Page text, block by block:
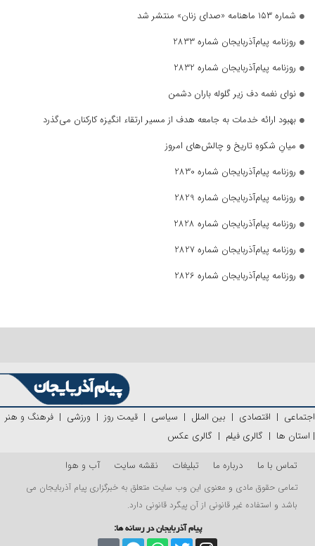
شماره ۱۵۳ ماهنامه «صدای زنان» منتشر شد
روزنامه پیام‌آذربایجان شماره 2833
روزنامه پیام‌آذربایجان شماره 2832
نوای نغمه دف زیر گلوله باران دشمن
بهبود ارائه خدمات به جامعه هدف از مسیر ارتقاء انگیزه کارکنان می‌گذرد
میانِ شکوهِ تاریخ و چالش‌های امروز
روزنامه پیام‌آذربایجان شماره 2830
روزنامه پیام‌آذربایجان شماره 2829
روزنامه پیام‌آذربایجان شماره 2828
روزنامه پیام‌آذربایجان شماره 2827
روزنامه پیام‌آذربایجان شماره 2826
اجتماعی | اقتصادی | بین الملل | سیاسی | قیمت روز| ورزشی | فرهنگ و هنر
| استان ها | گالری فیلم | گالری عکس
تماس با ما
درباره ما تبلیغات نقشه سایت آب و هوا
تمامی حقوق مادی و معنوی این وب سایت متعلق به خبرگزاری پیام آذربایجان می
باشد و استفاده غیر قانونی از آن پیگرد قانونی دارد.
پیام آذربایجان در رسانه ها: